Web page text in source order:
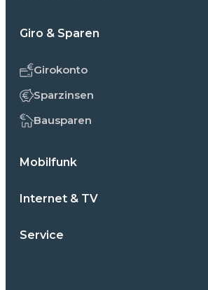
Giro & Sparen
Girokonto
Sparzinsen
Bausparen
Mobilfunk
Internet & TV
Service